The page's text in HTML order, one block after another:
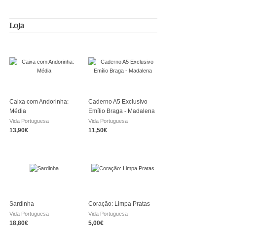
Loja
Caixa com Andorinha:
Média
Vida Portuguesa
13,90€
Caderno A5 Exclusivo
Emílio Braga - Madalena
Vida Portuguesa
11,50€
Sardinha
Vida Portuguesa
18,80€
Coração: Limpa Pratas
Vida Portuguesa
5,00€